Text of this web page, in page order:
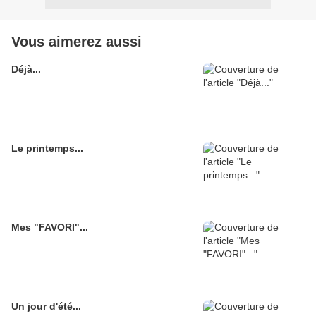
Vous aimerez aussi
Déjà...
Le printemps...
Mes "FAVORI"...
Un jour d'été...